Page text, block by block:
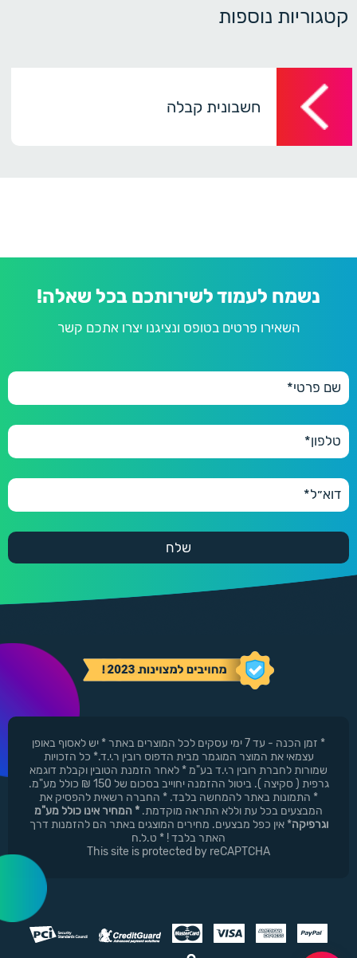
קטגוריות נוספות
חשבונית קבלה
נשמח לעמוד לשירותכם בכל שאלה!
השאירו פרטים בטופס ונציגנו יצרו אתכם קשר
* זמן הכנה - עד 7 ימי עסקים לכל המוצרים באתר * יש לאסוף באופן
עצמאי את המוצר המוגמר מבית הדפוס רובין ר.י.ד.* כל הזכויות
שמורות לחברת רובין ר.י.ד בע"מ * לאחר הזמנת הטובין וקבלת דוגמא
גרפית ( סקיצה ). ביטול ההזמנה יחוייב בסכום של 150 ₪ כולל מע"מ.
* התמונות באתר להמחשה בלבד. * החברה רשאית להפסיק את
המבצעים בכל עת וללא התראה מוקדמת. * המחיר אינו כולל מע"מ
וגרפיקה* אין כפל מבצעים. מחירים המוצגים באתר הם להזמנות דרך
האתר בלבד ! * ט.ל.ח
This site is protected by reCAPTCHA